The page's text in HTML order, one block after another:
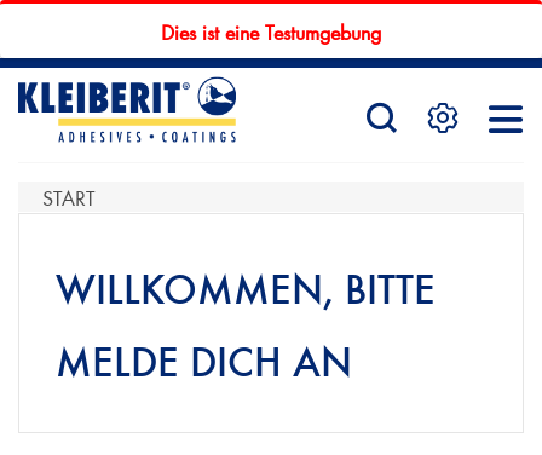
Dies ist eine Testumgebung
STARTSEITE
SERVICE
KONTAKTFORMULAR
START
WILLKOMMEN, BITTE
MELDE DICH AN